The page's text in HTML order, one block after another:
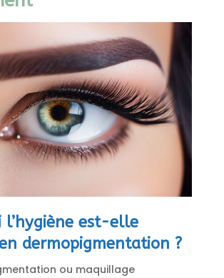
l’hygiène est-elle
dermopigmentation ?
ou maquillage